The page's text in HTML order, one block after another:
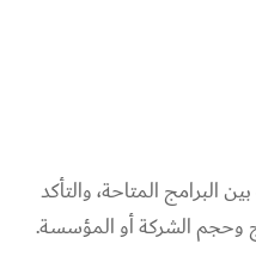
البرامج المتاحة، والتأكد
وحجم الشركة أو المؤسسة.